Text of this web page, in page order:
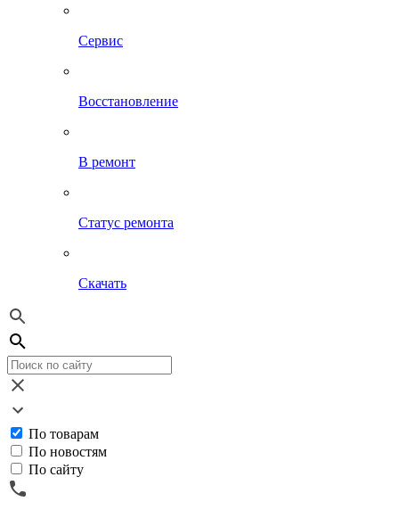
Сервис
Восстановление
В ремонт
Статус ремонта
Скачать
По товарам
По новостям
По сайту